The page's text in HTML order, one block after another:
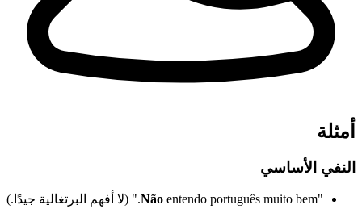
أمثلة
النفي الأساسي
"
Não entendo português muito bem." (لا أفهم البرتغالية جيدًا.)